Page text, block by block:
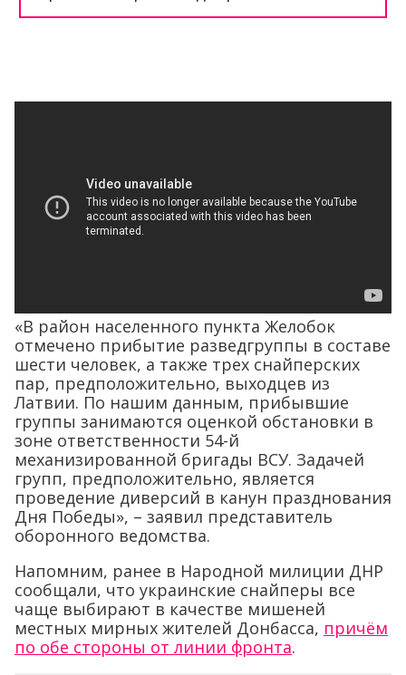
«В район населенного пункта Желобок
отмечено прибытие разведгруппы в составе
шести человек, а также трех снайперских
пар, предположительно, выходцев из
Латвии. По нашим данным, прибывшие
группы занимаются оценкой обстановки в
зоне ответственности 54-й
механизированной бригады ВСУ. Задачей
групп, предположительно, является
проведение диверсий в канун празднования
Дня Победы», – заявил представитель
оборонного ведомства.
Напомним, ранее в Народной милиции ДНР
сообщали, что украинские снайперы все
чаще выбирают в качестве мишеней
местных мирных жителей Донбасса, причём
по обе стороны от линии фронта.